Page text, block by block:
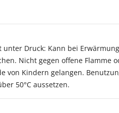
unter Druck: Kann bei
Nicht gegen offene Flamme
von Kindern gelangen.
50°C aussetzen.